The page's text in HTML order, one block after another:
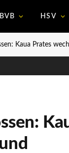
BVB HSV
Kaua Prates